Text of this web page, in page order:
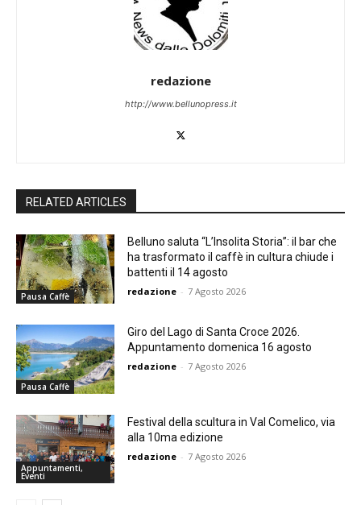
redazione
http://www.bellunopress.it
RELATED ARTICLES
Pausa Caffè
Belluno saluta “L’Insolita Storia”: il bar che
ha trasformato il caffè in cultura chiude i
battenti il 14 agosto
redazione - 7 Agosto 2026
Pausa Caffè
Giro del Lago di Santa Croce 2026.
Appuntamento domenica 16 agosto
redazione - 7 Agosto 2026
Appuntamenti,
Eventi
Festival della scultura in Val Comelico, via
alla 10ma edizione
redazione - 7 Agosto 2026